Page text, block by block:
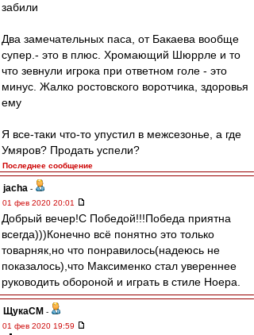
забили
Два замечательных паса, от Бакаева вообще
супер.- это в плюс. Хромающий Шюррле и то
что зевнули игрока при ответном голе - это
минус. Жалко ростовского воротчика, здоровья
ему
Я все-таки что-то упустил в межсезонье, а где
Умяров? Продать успели?
Последнее сообщение
jacha -
01 фев 2020 20:01
Добрый вечер!С Победой!!!Победа приятна
всегда)))Конечно всё понятно это только
товарняк,но что понравилось(надеюсь не
показалось),что Максименко стал увереннее
руководить обороной и играть в стиле Ноера.
ЩукаСМ -
01 фев 2020 19:59